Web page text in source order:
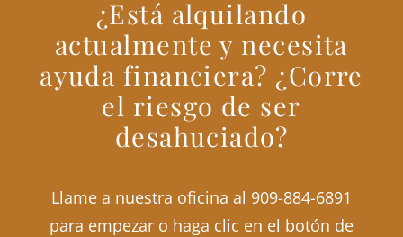
¿Está alquilando
actualmente y necesita
ayuda financiera? ¿Corre
el riesgo de ser
desahuciado?
Llame a nuestra oficina al 909-884-6891
para empezar o haga clic en el botón de